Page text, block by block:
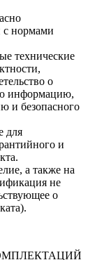
с нормами
технические
о
информацию,
и безопасного
для
и
а также на
не
о